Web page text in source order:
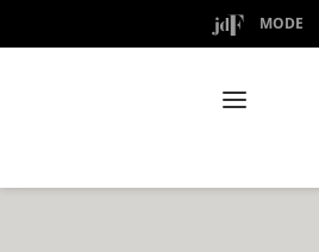
MODE